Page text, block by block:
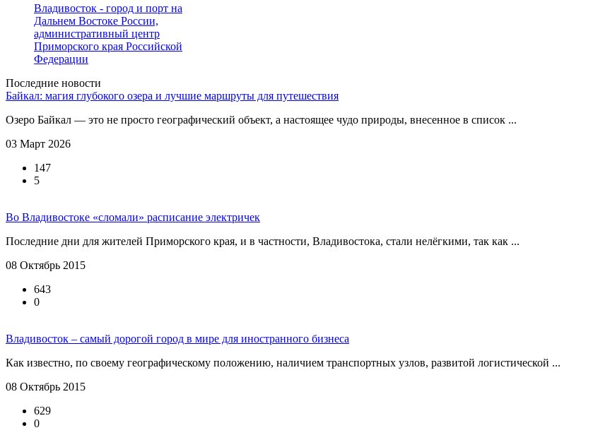
Владивосток - город и порт на
Дальнем Востоке России,
административный центр
Приморского края Российской
Федерации
Последние новости
Байкал: магия глубокого озера и лучшие маршруты для путешествия
Озеро Байкал — это не просто географический объект, а настоящее чудо природы, внесенное в список ...
03 Март 2026
147
5
Во Владивостоке «сломали» расписание электричек
Последние дни для жителей Приморского края, и в частности, Владивостока, стали нелёгкими, так как ...
08 Октябрь 2015
643
0
Владивосток – самый дорогой город в мире для иностранного бизнеса
Как известно, по своему географическому положению, наличием транспортных узлов, развитой логистической ...
08 Октябрь 2015
629
0